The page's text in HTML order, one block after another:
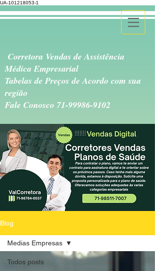
UA-101218053-1
Corretora Vendas de Assistência
Médica Empresarial
Tabelas de Preços de Acordo com sua
região
Fale Conosco 71-99986-9102
Blog
Todos posts
Medias Empresas